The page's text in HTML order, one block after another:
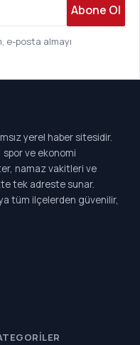
Abone Ol
e-posta almayı
yerel haber sitesidir.
ve ekonomi
namaz vakitleri ve
tek adreste sunar.
tüm ilçelerden güvenilir,